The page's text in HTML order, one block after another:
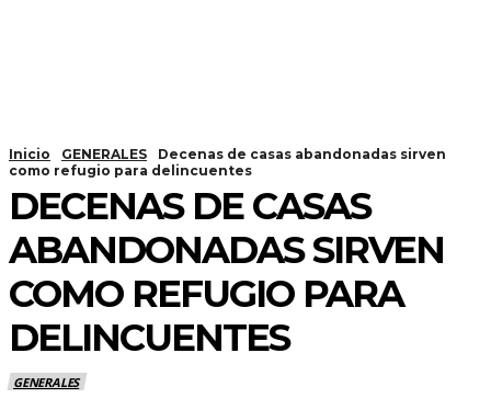
Inicio GENERALES
Decenas de casas abandonadas sirven
como refugio para delincuentes
DECENAS DE CASAS
ABANDONADAS SIRVEN
COMO REFUGIO PARA
DELINCUENTES
GENERALES